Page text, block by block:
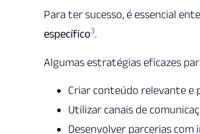
Para ter sucesso, é essencial
específico3.
Algumas estratégias eficazes
Criar conteúdo relevante e
Utilizar canais de
Desenvolver parcerias com